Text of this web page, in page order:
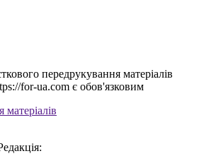
передрукування матеріалів
for-ua.com є обов'язковим